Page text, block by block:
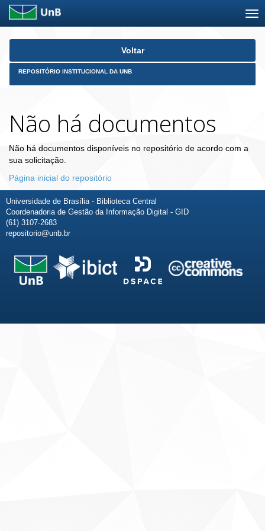
Skip
Voltar
REPOSITÓRIO INSTITUCIONAL DA UNB
Não há documentos
Não há documentos disponíveis no repositório de acordo com a
sua solicitação.
Página inicial do repositório
Universidade de Brasília - Biblioteca Central
Coordenadoria de Gestão da Informação Digital - GID
(61) 3107-2683
repositorio@unb.br